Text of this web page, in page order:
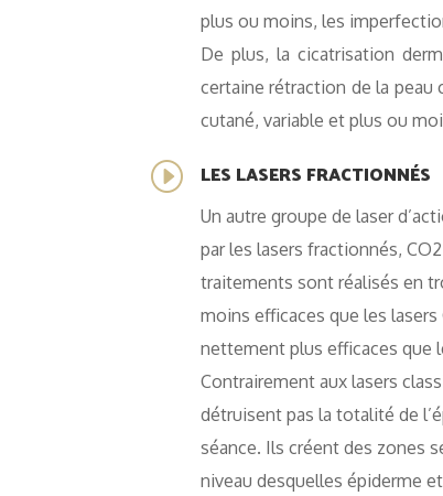
plus ou moins, les
De plus, la cicatrisation
certaine rétraction de la peau
cutané, variable et plus ou
I LES LASERS FRACTIONNÉS
Un autre groupe de laser
par les lasers fractionnés,
traitements sont réalisés en
moins efficaces que les
nettement plus efficaces que
Contrairement aux lasers
détruisent pas la totalité de
séance. Ils créent des zones
niveau desquelles épiderme